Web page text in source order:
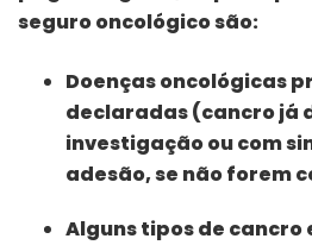
seguro oncológico são:
Doenças oncológicas
declaradas (cancro já
investigação ou com
adesão, se não forem
Alguns tipos de cancro